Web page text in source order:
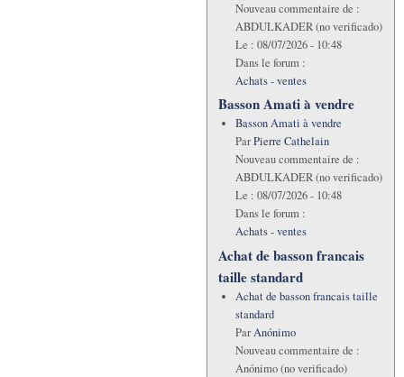
Nouveau commentaire de :
ABDULKADER (no verificado)
Le : 08/07/2026 - 10:48
Dans le forum :
Achats - ventes
Basson Amati à vendre
Basson Amati à vendre
ParPierre Cathelain
Nouveau commentaire de :
ABDULKADER (no verificado)
Le : 08/07/2026 - 10:48
Dans le forum :
Achats - ventes
Achat de basson francais
taille standard
Achat de basson francais taille
standard
ParAnónimo
Nouveau commentaire de :
Anónimo (no verificado)